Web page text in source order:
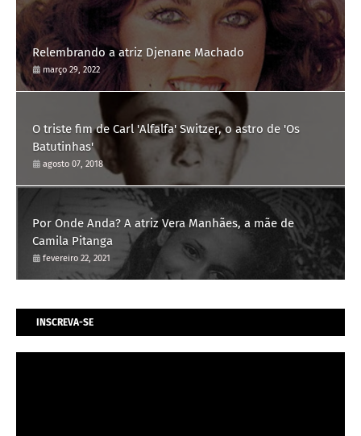
Relembrando a atriz Djenane Machado
março 29, 2022
O triste fim de Carl 'Alfalfa' Switzer, o astro de 'Os
Batutinhas'
agosto 07, 2018
Por Onde Anda? A atriz Vera Manhães, a mãe de
Camila Pitanga
fevereiro 22, 2021
INSCREVA-SE